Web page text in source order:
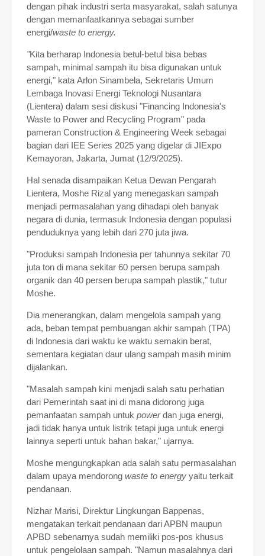
dengan pihak industri serta masyarakat, salah satunya
dengan memanfaatkannya sebagai sumber
energi/waste to energy.
"Kita berharap Indonesia betul-betul bisa bebas
sampah, minimal sampah itu bisa digunakan untuk
energi," kata Arlon Sinambela, Sekretaris Umum
Lembaga Inovasi Energi Teknologi Nusantara
(Lientera) dalam sesi diskusi "Financing Indonesia's
Waste to Power and Recycling Program" pada
pameran Construction & Engineering Week sebagai
bagian dari IEE Series 2025 yang digelar di JIExpo
Kemayoran, Jakarta, Jumat (12/9/2025).
Hal senada disampaikan Ketua Dewan Pengarah
Lientera, Moshe Rizal yang menegaskan sampah
menjadi permasalahan yang dihadapi oleh banyak
negara di dunia, termasuk Indonesia dengan populasi
penduduknya yang lebih dari 270 juta jiwa.
"Produksi sampah Indonesia per tahunnya sekitar 70
juta ton di mana sekitar 60 persen berupa sampah
organik dan 40 persen berupa sampah plastik," tutur
Moshe.
Dia menerangkan, dalam mengelola sampah yang
ada, beban tempat pembuangan akhir sampah (TPA)
di Indonesia dari waktu ke waktu semakin berat,
sementara kegiatan daur ulang sampah masih minim
dijalankan.
"Masalah sampah kini menjadi salah satu perhatian
dari Pemerintah saat ini di mana didorong juga
pemanfaatan sampah untuk powerdan juga energi,
jadi tidak hanya untuk listrik tetapi juga untuk energi
lainnya seperti untuk bahan bakar," ujarnya.
Moshe mengungkapkan ada salah satu permasalahan
dalam upaya mendorong waste to energy yaitu terkait
pendanaan.
Nizhar Marisi, Direktur Lingkungan Bappenas,
mengatakan terkait pendanaan dari APBN maupun
APBD sebenarnya sudah memiliki pos-pos khusus
untuk pengelolaan sampah. "Namun masalahnya dari